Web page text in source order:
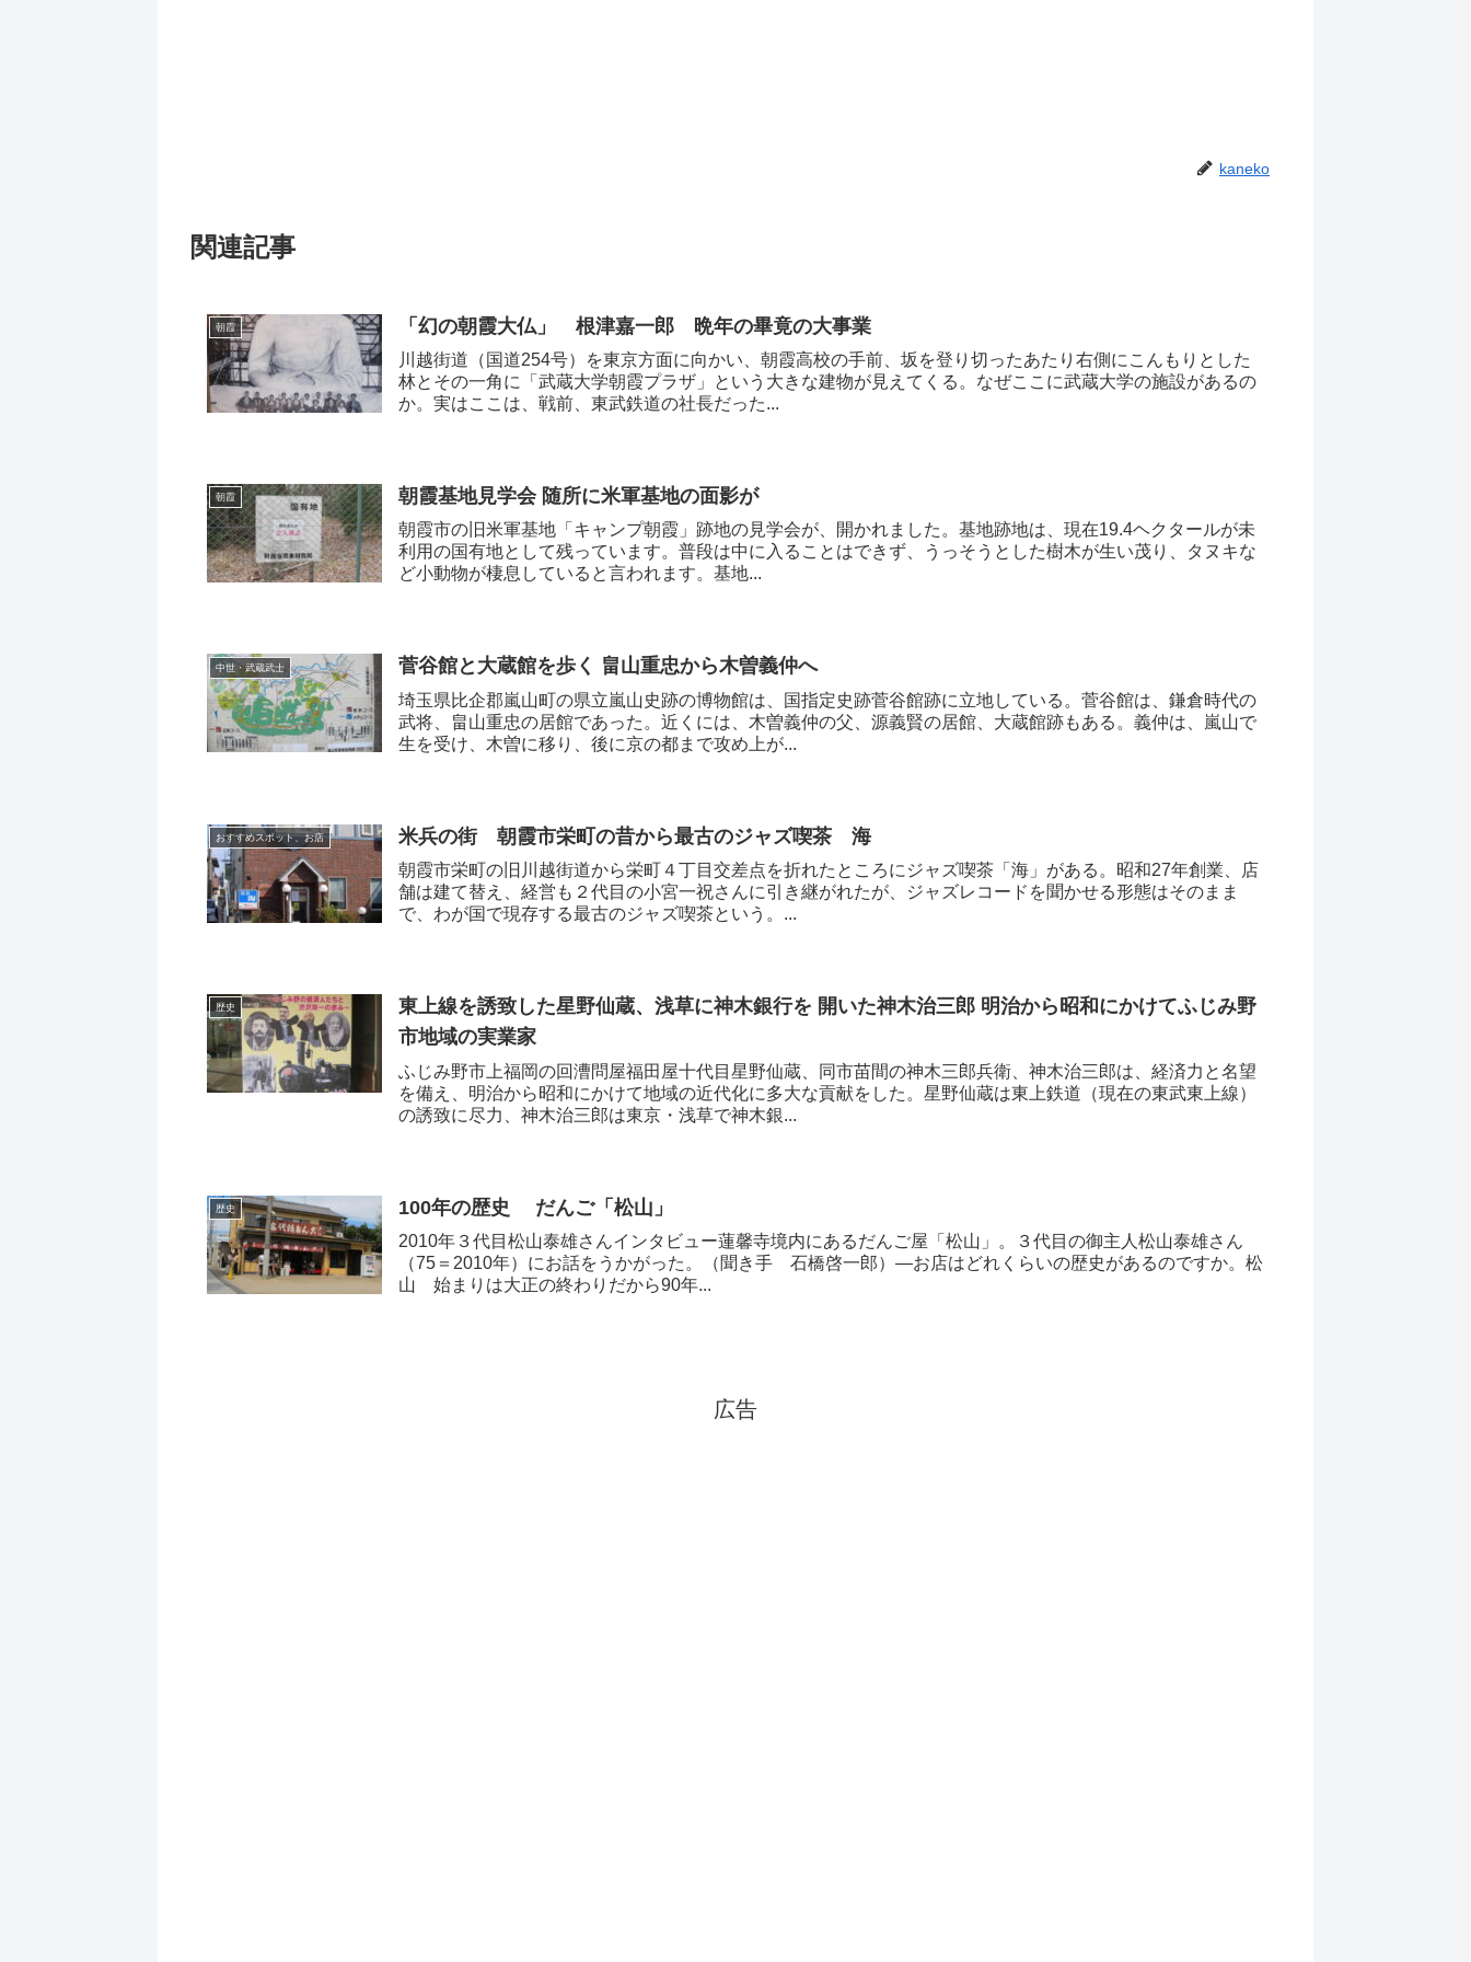
kaneko
関連記事
朝霞 「幻の朝霞大仏」 根津嘉一郎 晩年の畢竟の大事業
川越街道（国道254号）を東京方面に向かい、朝霞高校の手前、坂を登り切ったあたり右側にこんもりとした
林とその一角に「武蔵大学朝霞プラザ」という大きな建物が見えてくる。なぜここに武蔵大学の施設があるの
か。実はここは、戦前、東武鉄道の社長だった...
朝霞 朝霞基地見学会 随所に米軍基地の面影が
朝霞市の旧米軍基地「キャンプ朝霞」跡地の見学会が、開かれました。基地跡地は、現在19.4ヘクタールが未
利用の国有地として残っています。普段は中に入ることはできず、うっそうとした樹木が生い茂り、タヌキな
ど小動物が棲息していると言われます。基地...
中世・武蔵武士 菅谷館と大蔵館を歩く 畠山重忠から木曽義仲へ
埼玉県比企郡嵐山町の県立嵐山史跡の博物館は、国指定史跡菅谷館跡に立地している。菅谷館は、鎌倉時代の
武将、畠山重忠の居館であった。近くには、木曽義仲の父、源義賢の居館、大蔵館跡もある。義仲は、嵐山で
生を受け、木曽に移り、後に京の都まで攻め上が...
おすすめスポット、お店 米兵の街 朝霞市栄町の昔から最古のジャズ喫茶 海
朝霞市栄町の旧川越街道から栄町４丁目交差点を折れたところにジャズ喫茶「海」がある。昭和27年創業、店
舗は建て替え、経営も２代目の小宮一祝さんに引き継がれたが、ジャズレコードを聞かせる形態はそのまま
で、わが国で現存する最古のジャズ喫茶という。...
歴史
東上線を誘致した星野仙蔵、浅草に神木銀行を 開いた神木治三郎 明治から昭和にかけてふじみ野
市地域の実業家
ふじみ野市上福岡の回漕問屋福田屋十代目星野仙蔵、同市苗間の神木三郎兵衛、神木治三郎は、経済力と名望
を備え、明治から昭和にかけて地域の近代化に多大な貢献をした。星野仙蔵は東上鉄道（現在の東武東上線）
の誘致に尽力、神木治三郎は東京・浅草で神木銀...
歴史 100年の歴史 だんご「松山」
2010年３代目松山泰雄さんインタビュー蓮馨寺境内にあるだんご屋「松山」。３代目の御主人松山泰雄さん
（75＝2010年）にお話をうかがった。（聞き手 石橋啓一郎）―お店はどれくらいの歴史があるのですか。松
山 始まりは大正の終わりだから90年...
広告